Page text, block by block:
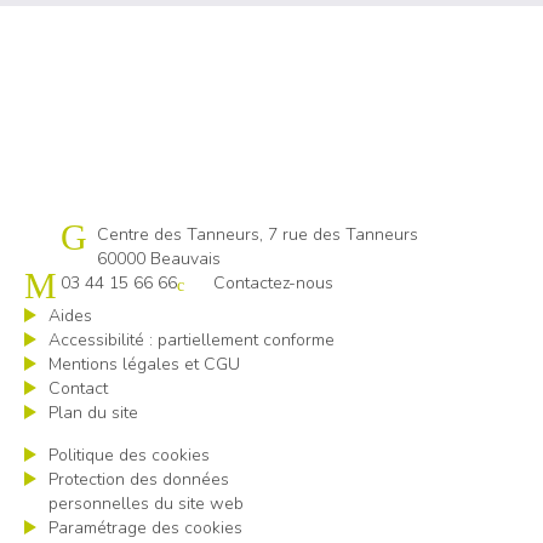
Cap emploi 60
Centre des Tanneurs, 7 rue des Tanneurs
60000 Beauvais
03 44 15 66 66
Contactez-nous
Aides
Accessibilité : partiellement conforme
Mentions légales et CGU
Contact
Plan du site
Politique des cookies
Protection des données
personnelles du site web
Paramétrage des cookies